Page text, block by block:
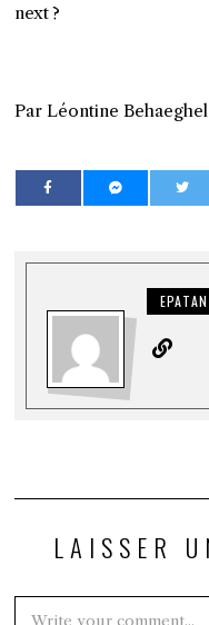
next?
Par Léontine Behaeghel
LAISSER